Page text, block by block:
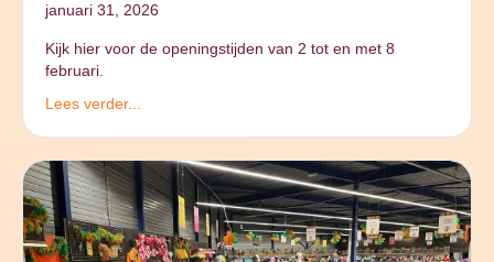
januari 31, 2026
Kijk hier voor de openingstijden van 2 tot en met 8
februari.
Lees verder...